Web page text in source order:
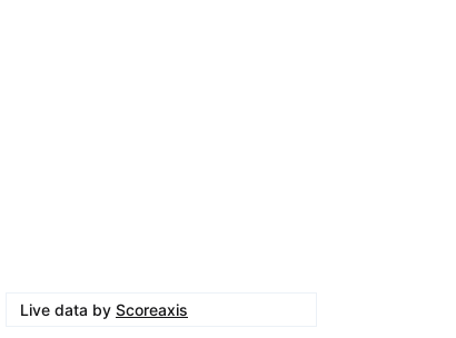
Live data by Scoreaxis